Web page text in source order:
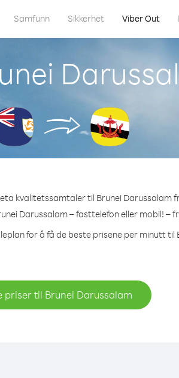
Samfunn Sikkerhet Viber Out
kvalitetssamtaler til Brunei Darussalam
Darussalam – fasttelefon eller mobil! –
for å få de beste prisene per minutt til
priser til Brunei Darussalam